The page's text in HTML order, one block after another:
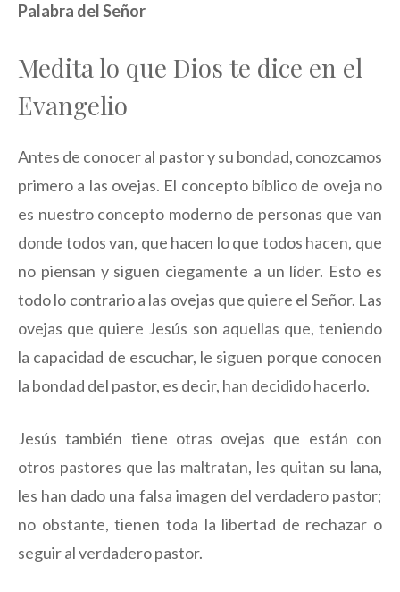
Palabra del Señor
Medita lo que Dios te dice en el
Evangelio
Antes de conocer al pastor y su bondad, conozcamos
primero a las ovejas. El concepto bíblico de oveja no
es nuestro concepto moderno de personas que van
donde todos van, que hacen lo que todos hacen, que
no piensan y siguen ciegamente a un líder. Esto es
todo lo contrario a las ovejas que quiere el Señor. Las
ovejas que quiere Jesús son aquellas que, teniendo
la capacidad de escuchar, le siguen porque conocen
la bondad del pastor, es decir, han decidido hacerlo.
Jesús también tiene otras ovejas que están con
otros pastores que las maltratan, les quitan su lana,
les han dado una falsa imagen del verdadero pastor;
no obstante, tienen toda la libertad de rechazar o
seguir al verdadero pastor.